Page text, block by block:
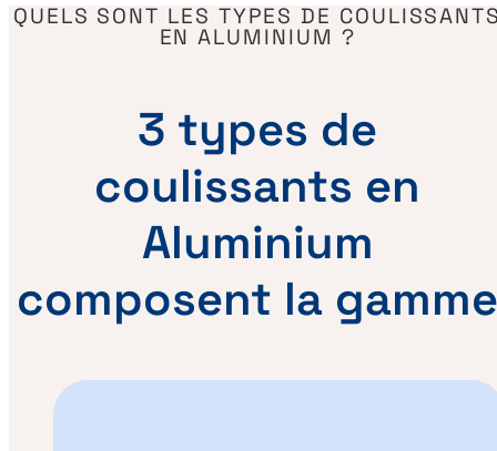
QUELS SONT LES TYPES DE
EN ALUMINIUM ?
3 types de
coulissants en
Aluminium
composent la gamme